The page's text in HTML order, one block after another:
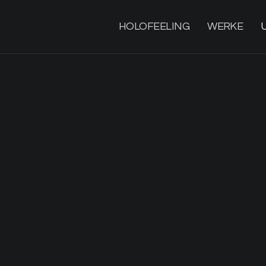
HOLOFEELING WERKE